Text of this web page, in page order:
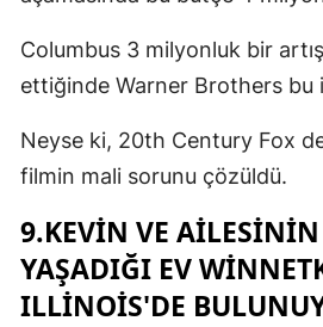
Columbus 3 milyonluk bir
ettiğinde Warner Brothers bu
Neyse ki, 20th Century Fox
filmin mali sorunu çözüldü.
9.KEVIN VE
YAŞADIĞI EV
ILLINOIS'DE